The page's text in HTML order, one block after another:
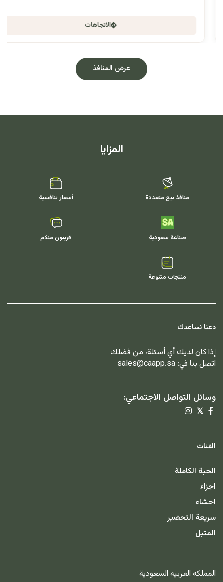
الاتجاهات
عرض المنافذ
المزايا
منافذ بيع متعددة أسعار تنافسية
صناعة سعودية قريبون منكم
منتجات متنوعة
دعنا نساعدك
إذا كان لديك أي أسئلة، من فضلك
اتصل بنا في: sales@caapp.sa
وسائل التواصل الاجتماعي:
𝕏
الفئات
الحبة الكاملة
اجزاء
احشاء
سريعة التحضير
المتبل
المملكه العربيه السعودية